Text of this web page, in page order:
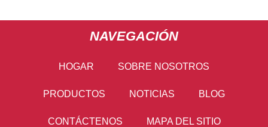
NAVEGACIÓN
HOGAR SOBRE NOSOTROS
PRODUCTOS NOTICIAS BLOG
CONTÁCTENOS MAPA DEL SITIO